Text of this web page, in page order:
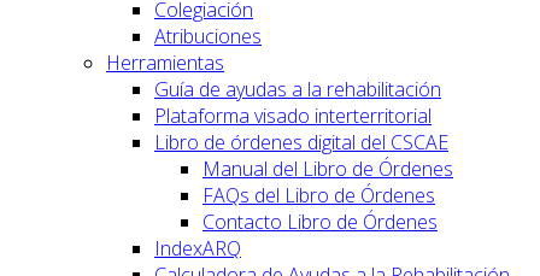
Colegiación
Atribuciones
Herramientas
Guía de ayudas a la rehabilitación
Plataforma visado interterritorial
Libro de órdenes digital del CSCAE
Manual del Libro de Órdenes
FAQs del Libro de Órdenes
Contacto Libro de Órdenes
IndexARQ